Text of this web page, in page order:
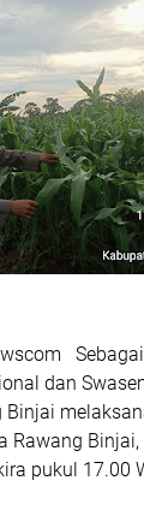
dan
Rawang
pukul 17.00